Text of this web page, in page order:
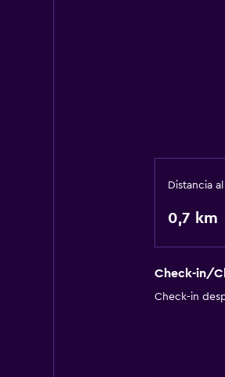
Distancia
0,7 km
Check-in/
Check-in